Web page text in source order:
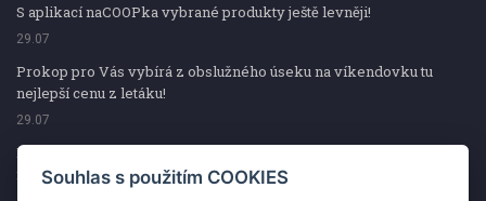
S aplikací naCOOPka vybrané produkty ještě levněji!
29.07
Prokop pro Vás vybírá z obslužného úseku na víkendovku tu
nejlepší cenu z letáku!
29.07
Prokop pro Vás vybírá z obslužného úseku na víkendovku tu
nejlepší cenu z letáku!
Souhlas s použitím COOKIES